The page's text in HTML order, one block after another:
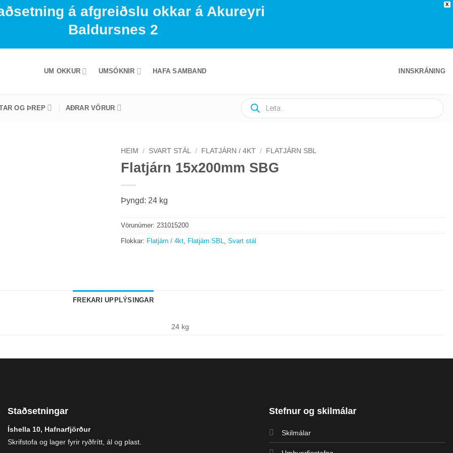
X
á afgreiðslu okkar á Akureyri
Baldursnes 2
UM OKKUR UMSÓKNIR HAFA SAMBAND INNSKRÁNING
OG ÞREP AÐRAR VÖRUR
search
HEIM / SVART STÁL / FLATJÁRN / 4KT / FLATJÁRN SBL
Flatjárn 15x200mm SBG
Þyngd: 24 kg
Vörunúmer: 231015200
Flokkar: Flatjárn / 4kt Flatjárn SBL Svart stál
FREKARI UPPLÝSINGAR
24 kg
Staðsetningar
Íshella 10, Hafnarfjörður
Skrifstofa og lager fyrir ryðfrítt, ál og plast.
Stefnur og skilmálar
Skilmálar